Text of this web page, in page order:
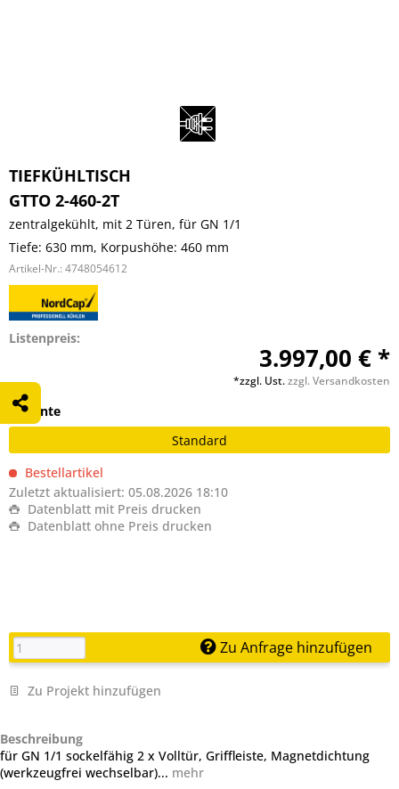
TIEFKÜHLTISCH
GTTO 2-460-2T
zentralgekühlt, mit 2 Türen, für GN 1/1
Tiefe: 630 mm, Korpushöhe: 460 mm
Artikel-Nr.: 4748054612
Listenpreis:
3.997,00 € *
*zzgl. Ust.zzgl. Versandkosten
Variante
Standard
Bestellartikel
Zuletzt aktualisiert: 05.08.2026 18:10
Datenblatt mit Preis drucken
Datenblatt ohne Preis drucken
Zu Anfrage hinzufügen
Zu Projekt hinzufügen
Beschreibung
für GN 1/1 sockelfähig 2 x Volltür, Griffleiste, Magnetdichtung
(werkzeugfrei wechselbar)... mehr